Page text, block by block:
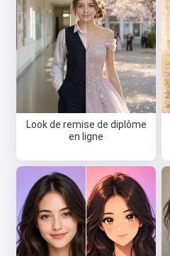
Look de remise de diplôme
en ligne